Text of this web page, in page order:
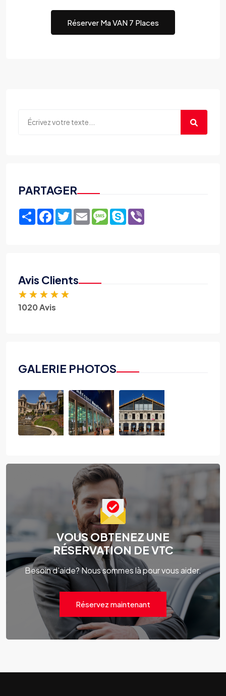
Réserver Ma VAN 7 Places
PARTAGER
ShareFacebook
TwitterEmailMessage
Skype
Avis Clients
★ ★ ★ ★ ★
1020 Avis
GALERIE PHOTOS
VOUS OBTENEZ UNE
RÉSERVATION DE VTC
Besoin d'aide? Nous sommes là pour vous aider.
Réservez maintenant